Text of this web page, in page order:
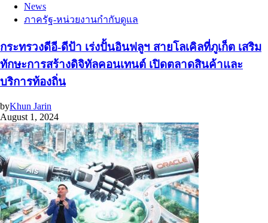
News
ภาครัฐ-หน่วยงานกำกับดูแล
กระทรวงดีอี-ดีป้า เร่งปั้นอินฟลูฯ สายโลเคิลที่ภูเก็ต เสริม
ทักษะการสร้างดิจิทัลคอนเทนต์ เปิดตลาดสินค้าและ
บริการท้องถิ่น
byKhun Jarin
August 1, 2024